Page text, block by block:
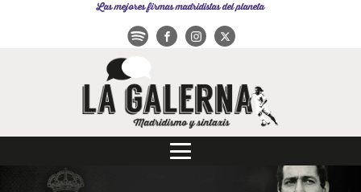
Las mejores firmas madridistas del planeta